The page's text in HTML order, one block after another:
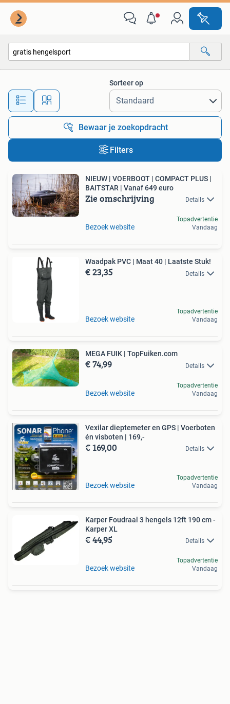
Alle afstanden…
Sorteer op
Bewaar je zoekopdracht
Filters
NIEUW | VOERBOOT | COMPACT PLUS |
BAITSTAR | Vanaf 649 euro
Zie omschrijving Details
Bezoek website
Topadvertentie
Vandaag
Waadpak PVC | Maat 40 | Laatste Stuk!
€ 23,35 Details
Bezoek website
Topadvertentie
Vandaag
MEGA FUIK | TopFuiken.com
€ 74,99 Details
Bezoek website
Topadvertentie
Vandaag
Vexilar dieptemeter en GPS | Voerboten
én visboten | 169,-
€ 169,00 Details
Bezoek website
Topadvertentie
Vandaag
Karper Foudraal 3 hengels 12ft 190 cm -
Karper XL
€ 44,95 Details
Bezoek website
Topadvertentie
Vandaag